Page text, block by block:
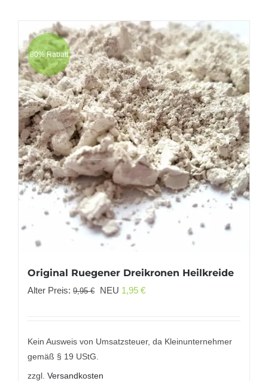
80% Rabatt
Original Ruegener Dreikronen Heilkreide
Alter Preis: 9,95€
Ursprünglicher
9,95 €
NEU 1,95 €Aktueller
1,95 €.
Kein Ausweis von Umsatzsteuer, da Kleinunternehmer
gemäß § 19 UStG.
zzgl. Versandkosten